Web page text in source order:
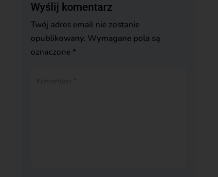
Wyślij komentarz
Twój adres email nie zostanie
opublikowany. Wymagane pola są
oznaczone *